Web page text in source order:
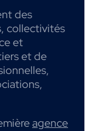
des
collectivités
et
et de
agence